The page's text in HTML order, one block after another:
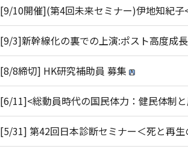
[9/10開催](第4回未来セミナー)伊地知紀
[9/3]新幹線化の裏での上演:ポスト高度成
[8/8締切] HK研究補助員 募集
[6/11]<総動員時代の国民体力：健民体制
[5/31] 第42回日本診断セミナー＜死と再